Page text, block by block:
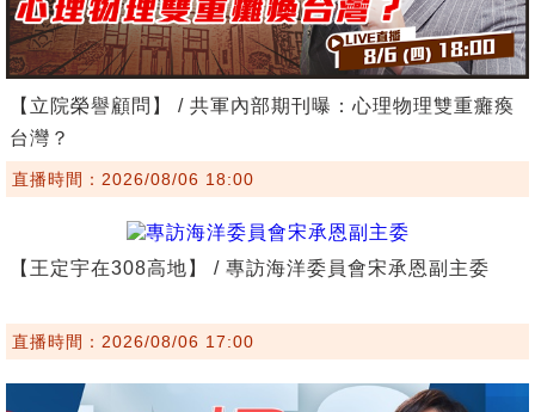
【立院榮譽顧問】 / 共軍內部期刊曝：心理物理雙重癱瘓
台灣？
直播時間：2026/08/06 18:00
【王定宇在308高地】 / 專訪海洋委員會宋承恩副主委
直播時間：2026/08/06 17:00